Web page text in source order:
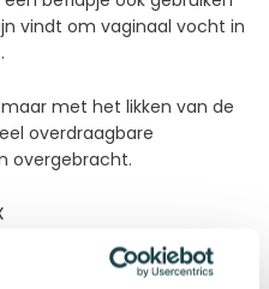
vindt om vaginaal vocht in
met het likken van de
overdraagbare
overgebracht.
beflapje voor
orale seks, goedgekeurd